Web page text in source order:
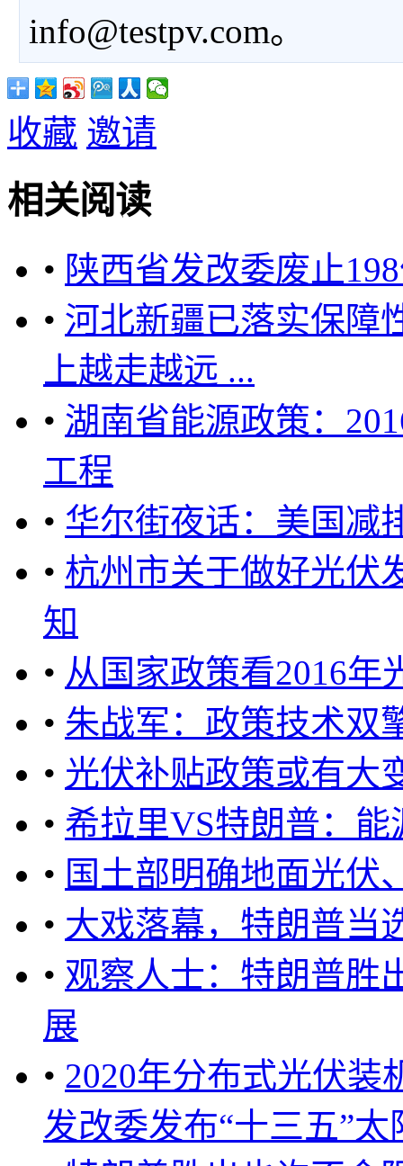
info@testpv.com。
收藏 邀请
相关阅读
• 陕西省发改委废止
• 河北新疆已落实保障
上越走越远 ...
• 湖南省能源政策：
工程
• 华尔街夜话：美国减
• 杭州市关于做好光伏
知
• 从国家政策看2016年
• 朱战军：政策技术双
• 光伏补贴政策或有大
• 希拉里VS特朗普：
• 国土部明确地面光伏
• 大戏落幕，特朗普当
• 观察人士：特朗普胜
展
• 2020年分布式光伏装
发改委发布“十三五”